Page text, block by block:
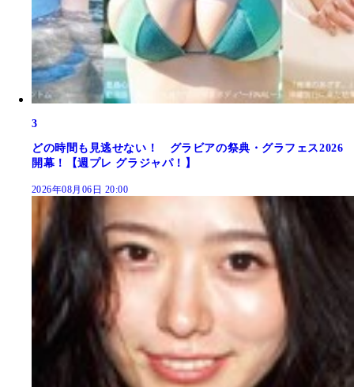
3
どの時間も見逃せない！ グラビアの祭典・グラフェス2026
開幕！【週プレ グラジャパ！】
2026年08月06日 20:00